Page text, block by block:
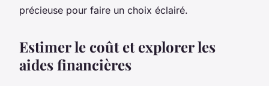
précieuse pour faire un choix éclairé.
Estimer le coût et explorer les
aides financières